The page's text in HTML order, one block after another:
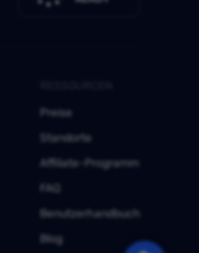
Preise
Standorte
Affiliate-Programm
FAQ
Benutzerhandbuch
Blog